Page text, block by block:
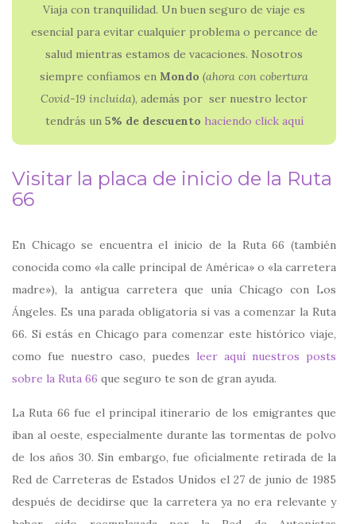
Viaja con tranquilidad. Un buen seguro de viaje es
esencial para evitar cualquier problema o percance de
salud mientras estamos de vacaciones. Nosotros
siempre confiamos en Mondo (ahora con cobertura
Covid-19 incluida), además por ser nuestro lector
tendrás un 5% de descuento haciendo click aquí
Visitar la placa de inicio de la Ruta
66
En Chicago se encuentra el inicio de la Ruta 66 (también
conocida como «la calle principal de América» o «la carretera
madre»), la antigua carretera que unía Chicago con Los
Ángeles. Es una parada obligatoria si vas a comenzar la Ruta
66. Si estás en Chicago para comenzar este histórico viaje,
como fue nuestro caso, puedes leer aquí nuestros posts
sobre la Ruta 66 que seguro te son de gran ayuda.
La Ruta 66 fue el principal itinerario de los emigrantes que
iban al oeste, especialmente durante las tormentas de polvo
de los años 30. Sin embargo, fue oficialmente retirada de la
Red de Carreteras de Estados Unidos el 27 de junio de 1985​
después de decidirse que la carretera ya no era relevante y